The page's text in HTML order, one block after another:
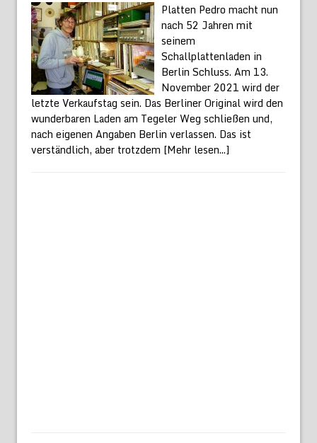
Platten Pedro macht nun
nach 52 Jahren mit
seinem
Schallplattenladen in
Berlin Schluss. Am 13.
November 2021 wird der
letzte Verkaufstag sein. Das Berliner Original wird den
wunderbaren Laden am Tegeler Weg schließen und,
nach eigenen Angaben Berlin verlassen. Das ist
verständlich, aber trotzdem [Mehr lesen...]